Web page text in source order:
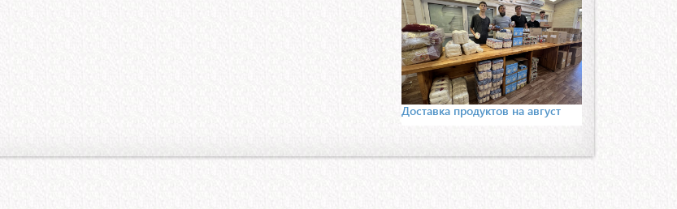
Доставка продуктов на август